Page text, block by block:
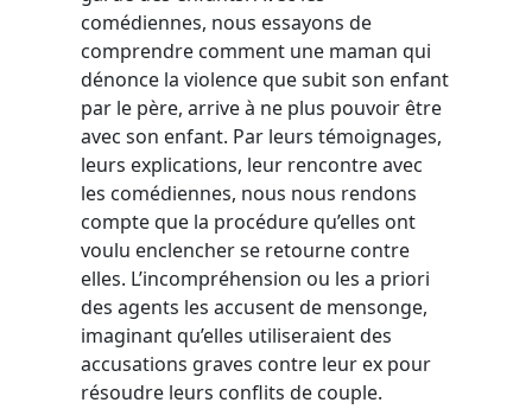
comédiennes, nous essayons de
comprendre comment une maman qui
dénonce la violence que subit son enfant
par le père, arrive à ne plus pouvoir être
avec son enfant. Par leurs témoignages,
leurs explications, leur rencontre avec
les comédiennes, nous nous rendons
compte que la procédure qu’elles ont
voulu enclencher se retourne contre
elles. L’incompréhension ou les a priori
des agents les accusent de mensonge,
imaginant qu’elles utiliseraient des
accusations graves contre leur ex pour
résoudre leurs conflits de couple.